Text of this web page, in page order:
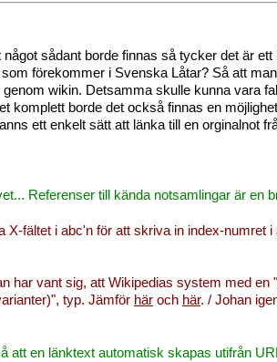
sådant borde finnas så tycker det är
förekommer i Svenska Låtar? Så att
wikin. Detsamma skulle kunna vara
komplett borde det också finnas en
ett enkelt sätt att länka till en orginalnot
Referenser till kända notsamlingar är en
X-fältet i abc'n för att skriva in index-
vant sig, att Wikipedias system med
typ. Jämför här och här. / Johan
att en länktext automatisk skapas utifrån